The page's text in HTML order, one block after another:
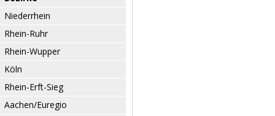
Niederrhein
Rhein-Ruhr
Rhein-Wupper
Köln
Rhein-Erft-Sieg
Aachen/Euregio